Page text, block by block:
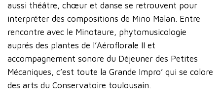
aussi théâtre, chœur et danse se retrouvent pour
interpréter des compositions de Mino Malan. Entre
rencontre avec le Minotaure, phytomusicologie
auprés des plantes de l’Aéroflorale II et
accompagnement sonore du Déjeuner des Petites
Mécaniques, c’est toute la Grande Impro’ qui se colore
des arts du Conservatoire toulousain.